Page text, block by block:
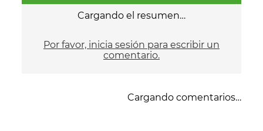
Cargando el resumen…
Por favor, inicia sesión para escribir un
comentario.
Cargando comentarios…